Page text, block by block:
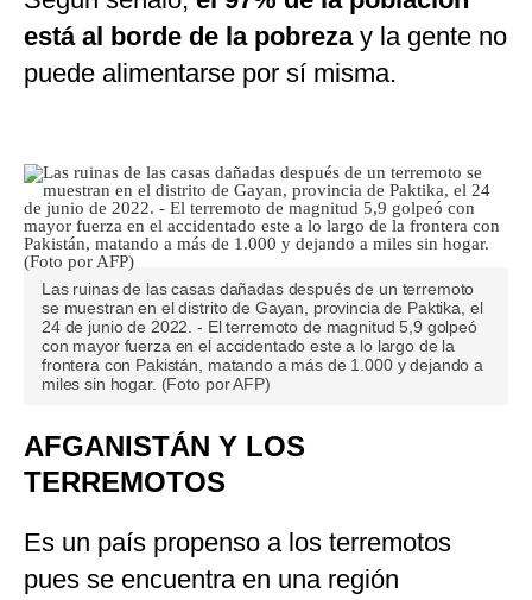
está al borde de la pobreza y la gente no
puede alimentarse por sí misma.
Las ruinas de las casas dañadas después de un terremoto
se muestran en el distrito de Gayan, provincia de Paktika, el
24 de junio de 2022. - El terremoto de magnitud 5,9 golpeó
con mayor fuerza en el accidentado este a lo largo de la
frontera con Pakistán, matando a más de 1.000 y dejando a
miles sin hogar. (Foto por AFP)
AFGANISTÁN Y LOS
TERREMOTOS
Es un país propenso a los terremotos
pues se encuentra en una región